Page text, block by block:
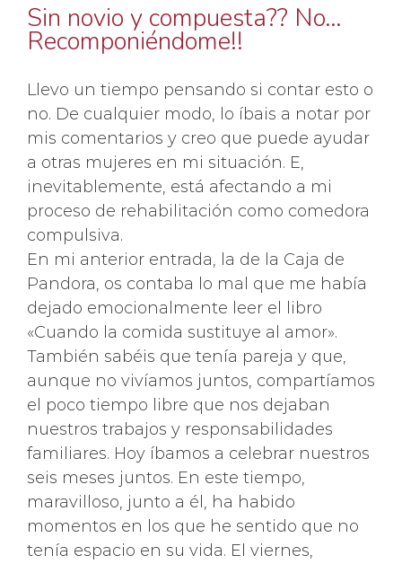
Sin novio y compuesta?? No…
Recomponiéndome!!
Llevo un tiempo pensando si contar esto o
no. De cualquier modo, lo íbais a notar por
mis comentarios y creo que puede ayudar
a otras mujeres en mi situación. E,
inevitablemente, está afectando a mi
proceso de rehabilitación como comedora
compulsiva.
En mi anterior entrada, la de la Caja de
Pandora, os contaba lo mal que me había
dejado emocionalmente leer el libro
«Cuando la comida sustituye al amor».
También sabéis que tenía pareja y que,
aunque no vivíamos juntos, compartíamos
el poco tiempo libre que nos dejaban
nuestros trabajos y responsabilidades
familiares. Hoy íbamos a celebrar nuestros
seis meses juntos. En este tiempo,
maravilloso, junto a él, ha habido
momentos en los que he sentido que no
tenía espacio en su vida. El viernes,